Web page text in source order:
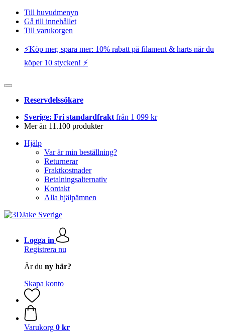
Till huvudmenyn
Gå till innehållet
Till varukorgen
⚡️Köp mer, spara mer: 10% rabatt på filament & harts när du
köper 10 stycken! ⚡️
Reservdelssökare
Sverige: Fri standardfrakt från 1 099 kr
Mer än 11.100 produkter
Hjälp
Var är min beställning?
Returnerar
Fraktkostnader
Betalningsalternativ
Kontakt
Alla hjälpämnen
Logga in
Registrera nu
Är du ny här?
Skapa konto
Varukorg 0 kr